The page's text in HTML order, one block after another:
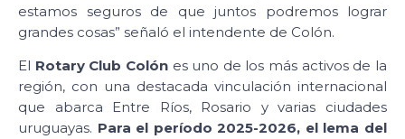
estamos seguros de que juntos podremos lograr
grandes cosas” señaló el intendente de Colón.
El Rotary Club Colónes uno de los más activos de la
región, con una destacada vinculación internacional
que abarca Entre Ríos, Rosario y varias ciudades
uruguayas. Para el período 2025-2026, el lema del